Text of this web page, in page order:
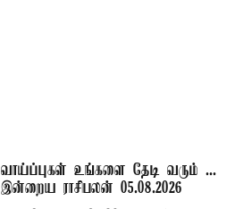
வாய்ப்புகள் உங்களை தேடி வரும் ...
இன்றைய ராசிபலன் 05.08.2026